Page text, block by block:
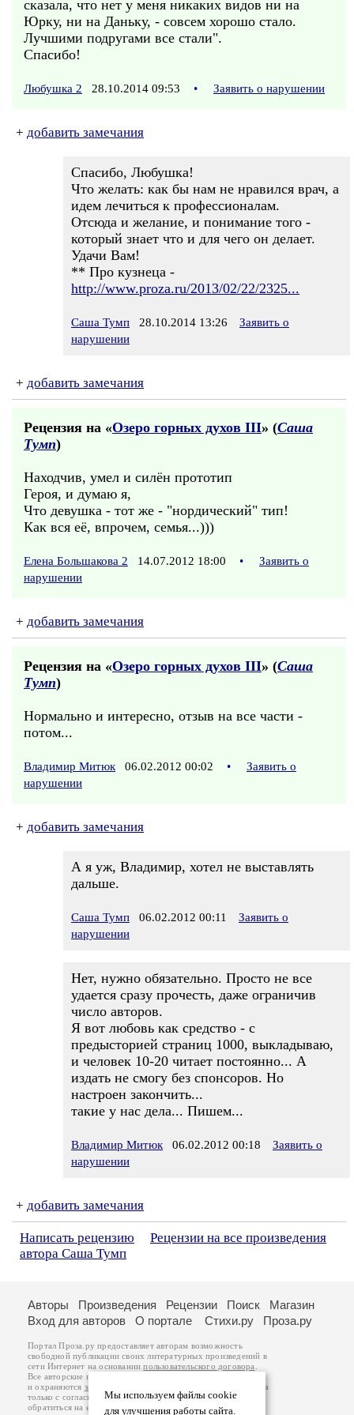
сказала, что нет у меня никаких видов ни на
Юрку, ни на Даньку, - совсем хорошо стало.
Лучшими подругами все стали".
Спасибо!
Любушка 2 28.10.2014 09:53 • Заявить о нарушении
+ добавить замечания
Спасибо, Любушка!
Что желать: как бы нам не нравился врач, а
идем лечиться к профессионалам.
Отсюда и желание, и понимание того -
который знает что и для чего он делает.
Удачи Вам!
** Про кузнеца -
http://www.proza.ru/2013/02/22/2325...
Саша Тумп 28.10.2014 13:26
Заявить о
нарушении
+ добавить замечания
Рецензия на «Озеро горных духов III» (Саша
Тумп)
Находчив, умел и силён прототип
Героя, и думаю я,
Что девушка - тот же - "нордический" тип!
Как вся её, впрочем, семья...)))
Елена Большакова 2 14.07.2012 18:00 •
Заявить о
нарушении
+ добавить замечания
Рецензия на «Озеро горных духов III» (Саша
Тумп)
Нормально и интересно, отзыв на все части -
потом...
Владимир Митюк 06.02.2012 00:02 •
Заявить о
нарушении
+ добавить замечания
А я уж, Владимир, хотел не выставлять
дальше.
Саша Тумп 06.02.2012 00:11
Заявить о
нарушении
Нет, нужно обязательно. Просто не все
удается сразу прочесть, даже ограничив
число авторов.
Я вот любовь как средство - с
предысторией страниц 1000, выкладываю,
и человек 10-20 читает постоянно... А
издать не смогу без спонсоров. Но
настроен закончить...
такие у нас дела... Пишем...
Владимир Митюк 06.02.2012 00:18
Заявить о
нарушении
+ добавить замечания
Написать рецензию
Рецензии на все произведения
автора Саша Тумп
Мы используем файлы cookie
для улучшения работы сайта.
Авторы Произведения Рецензии Поиск
Магазин
Вход для авторов
О портале Стихи.ру Проза.ру
Портал Проза.ру предоставляет авторам возможность
свободной публикации своих литературных произведений в
сети Интернет на основаниипользовательского договора
Все авторские права на произведения принадлежат авторам
и охраняются законом
. Перепечатка произведений возможна
только с согласия его автора, к которому вы можете
обратиться на его авторской странице. Ответственность за